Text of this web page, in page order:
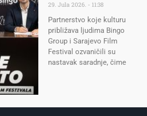
29. Jula 2026. 11:38
Partnerstvo koje kulturu
približava ljudima Bingo
Group i Sarajevo Film
Festival ozvaničili su
nastavak saradnje, čime